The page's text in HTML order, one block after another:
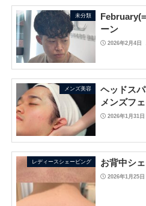
未分類
ーン
2026年2月4日
メンズ美容
ヘッドス
メンズフ
2026年1月31日
レディースシェービング お背中シ
2026年1月25日